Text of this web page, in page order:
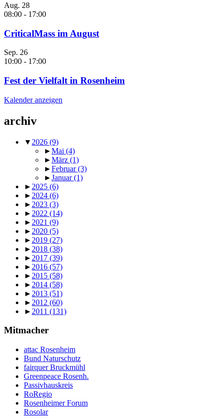
Aug. 28
08:00 - 17:00
CriticalMass im August
Sep. 26
10:00 - 17:00
Fest der Vielfalt in Rosenheim
Kalender anzeigen
archiv
▼ 2026 (9)
►Mai (4)
►März (1)
►Februar(3)
►Januar(1)
► 2025 (6)
► 2024 (6)
► 2023 (3)
► 2022 (14)
► 2021 (9)
► 2020 (5)
► 2019 (27)
► 2018 (38)
► 2017 (39)
► 2016 (57)
► 2015 (58)
► 2014 (58)
► 2013 (51)
► 2012 (60)
► 2011 (131)
Mitmacher
attac Rosenheim
Bund Naturschutz
fairquer Bruckmühl
Greenpeace Rosenh.
Passivhauskreis
RoRegio
Rosenheimer Forum
Rosolar